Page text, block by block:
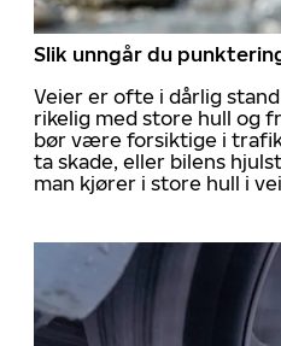
Slik unngår du
Veier er ofte i dårlig
rikelig med store hull og
bør være forsiktige i
ta skade, eller bilens
man kjører i store hull i